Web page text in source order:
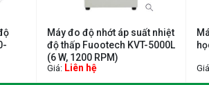
Máy đo độ nhớt áp suất nhiệt
độ thấp Fuootech KVT-5000L
(6 W, 1200 RPM)
Giá: Liên hệ